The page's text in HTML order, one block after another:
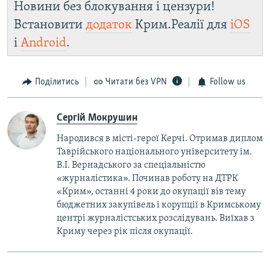
Новини без блокування і цензури!
Встановити додаток Крим.Реалії для iOS
і Android.
Поділитись Читати без VPN Follow us
Сергій Мокрушин
Народився в місті-герої Керчі. Отримав диплом
Таврійського національного університету ім.
В.І. Вернадського за спеціальністю
«журналістика». Починав роботу на ДТРК
«Крим», останні 4 роки до окупації вів тему
бюджетних закупівель і корупції в Кримському
центрі журналістських розслідувань. Виїхав з
Криму через рік після окупації.